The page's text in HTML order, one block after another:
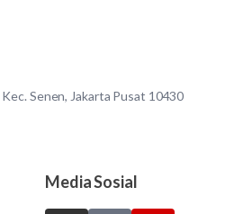
Kec. Senen, Jakarta Pusat 10430
Media Sosial